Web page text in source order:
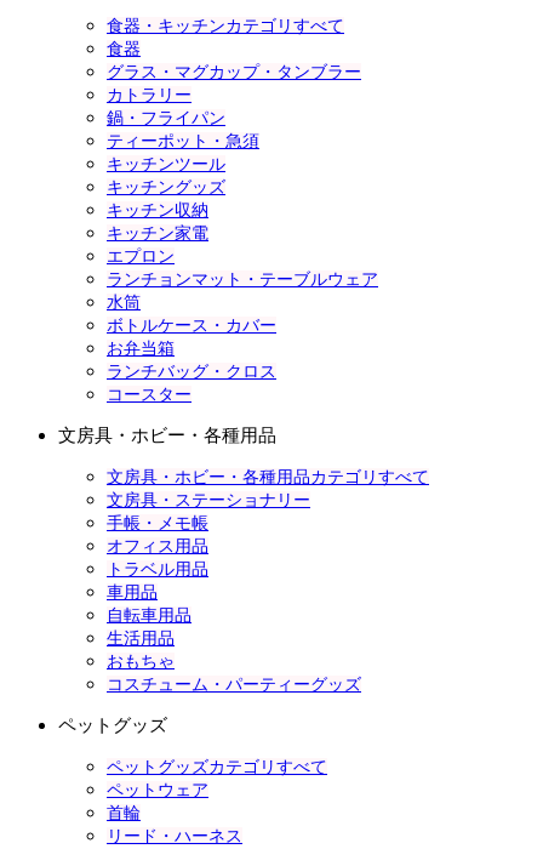
食器・キッチンカテゴリすべて
食器
グラス・マグカップ・タンブラー
カトラリー
鍋・フライパン
ティーポット・急須
キッチンツール
キッチングッズ
キッチン収納
キッチン家電
エプロン
ランチョンマット・テーブルウェア
水筒
ボトルケース・カバー
お弁当箱
ランチバッグ・クロス
コースター
文房具・ホビー・各種用品
文房具・ホビー・各種用品カテゴリすべて
文房具・ステーショナリー
手帳・メモ帳
オフィス用品
トラベル用品
車用品
自転車用品
生活用品
おもちゃ
コスチューム・パーティーグッズ
ペットグッズ
ペットグッズカテゴリすべて
ペットウェア
首輪
リード・ハーネス